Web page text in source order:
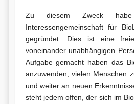
Zu diesem Zweck
Interessengemeinschaft für
gegründet. Dies ist eine
voneinander unabhängigen
Aufgabe gemacht haben das
anzuwenden, vielen Menschen
und weiter an neuen
steht jedem offen, der sich im